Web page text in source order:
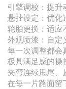
引擎调校‌：提升
悬挂设定‌：优化
轮胎更换‌：适应
外观喷漆‌：自定
每一次调整都会
极具满足感的操
夹弯连续甩尾、
在每一片路面留